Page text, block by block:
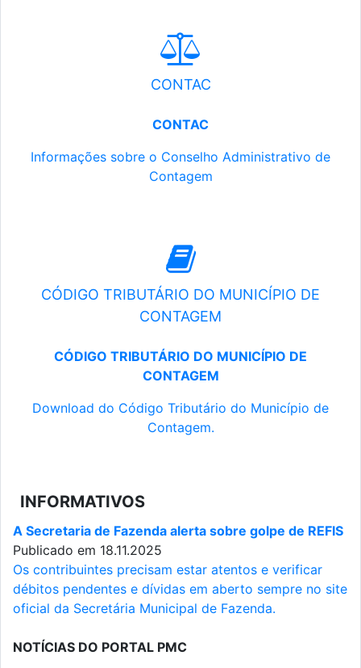
CONTAC
CONTAC
Informações sobre o Conselho Administrativo de
Contagem
CÓDIGO TRIBUTÁRIO DO MUNICÍPIO DE
CONTAGEM
CÓDIGO TRIBUTÁRIO DO MUNICÍPIO DE
CONTAGEM
Download do Código Tributário do Município de
Contagem.
INFORMATIVOS
A Secretaria de Fazenda alerta sobre golpe de REFIS
Publicado em 18.11.2025
Os contribuintes precisam estar atentos e verificar
débitos pendentes e dívidas em aberto sempre no site
oficial da Secretária Municipal de Fazenda.
NOTÍCIAS DO PORTAL PMC